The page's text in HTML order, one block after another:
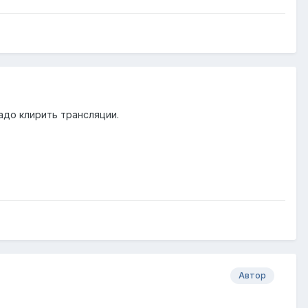
клирить трансляции.
Автор